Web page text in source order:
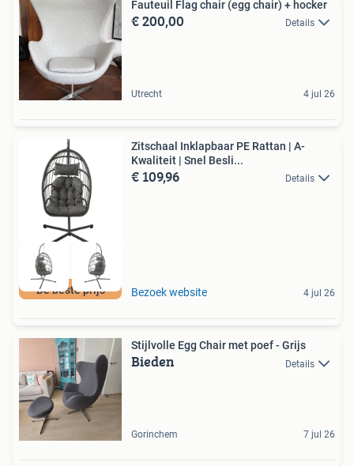
Fauteuil Flag chair (egg chair) + hocker
€ 200,00 Details
Utrecht 4 jul 26
De beste prijs
Zitschaal Inklapbaar PE Rattan | A-
Kwaliteit | Snel Besli...
€ 109,96 Details
Bezoek website 4 jul 26
Stijlvolle Egg Chair met poef - Grijs
Bieden Details
Gorinchem 7 jul 26